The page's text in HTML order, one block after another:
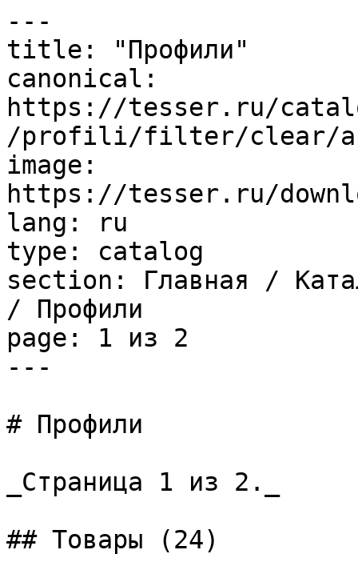
---
title: "Профили"
canonical:
https://tesser.ru/
/profili/filter/clear/
image:
https://tesser.ru/
lang: ru
type: catalog
section: Главная /
/ Профили
page: 1 из 2
---
# Профили
_Страница 1 из 2._
## Товары (24)